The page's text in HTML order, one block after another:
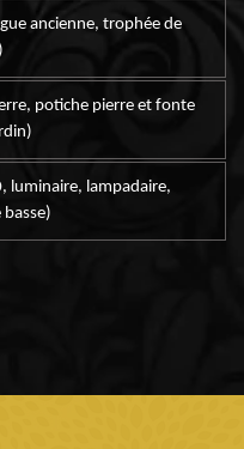
ancienne, trophée de
potiche pierre et fonte
luminaire, lampadaire,